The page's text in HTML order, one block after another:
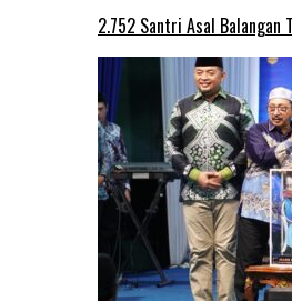
2.752 Santri Asal Balangan